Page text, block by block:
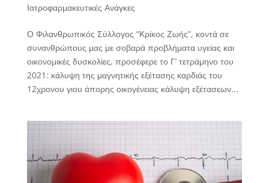
Ιατροφαρμακευτικές Ανάγκες
Ο Φιλανθρωπικός Σύλλογος “Κρίκος Ζωής”, κοντά σε
συνανθρώπους μας με σοβαρά προβλήματα υγείας και
οικονομικές δυσκολίες, προσέφερε το Γ’ τετράμηνο του
2021: κάλυψη της μαγνητικής εξέτασης καρδιάς του
12χρονου γιου άπορης οικογένειας κάλυψη εξέτασεων...